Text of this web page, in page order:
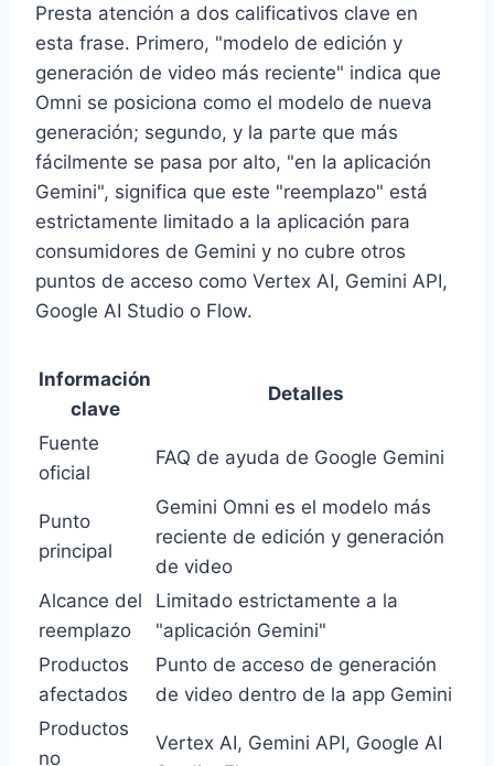
Presta atención a dos calificativos clave en
esta frase. Primero, "modelo de edición y
generación de video más reciente" indica que
Omni se posiciona como el modelo de nueva
generación; segundo, y la parte que más
fácilmente se pasa por alto, "en la aplicación
Gemini", significa que este "reemplazo" está
estrictamente limitado a la aplicación para
consumidores de Gemini y no cubre otros
puntos de acceso como Vertex AI, Gemini API,
Google AI Studio o Flow.
Información
clave
Detalles
Fuente
oficial
FAQ de ayuda de Google Gemini
Punto
principal
Gemini Omni es el modelo más
reciente de edición y generación
de video
Alcance del
reemplazo
Limitado estrictamente a la
"aplicación Gemini"
Productos
afectados
Punto de acceso de generación
de video dentro de la app Gemini
Productos
no
Vertex AI, Gemini API, Google AI